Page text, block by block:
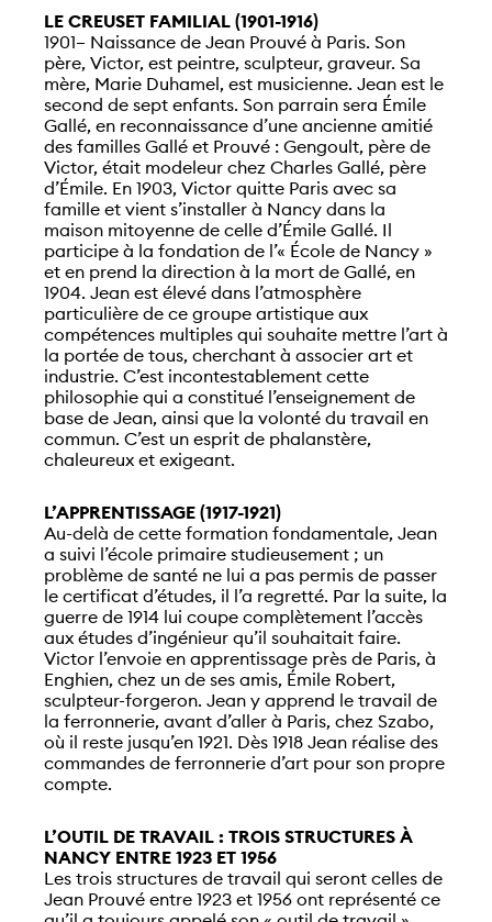
LE CREUSET FAMILIAL (1901-1916)
1901– Naissance de Jean Prouvé à Paris. Son
père, Victor, est peintre, sculpteur, graveur. Sa
mère, Marie Duhamel, est musicienne. Jean est le
second de sept enfants. Son parrain sera Émile
Gallé, en reconnaissance d’une ancienne amitié
des familles Gallé et Prouvé : Gengoult, père de
Victor, était modeleur chez Charles Gallé, père
d’Émile. En 1903, Victor quitte Paris avec sa
famille et vient s’installer à Nancy dans la
maison mitoyenne de celle d’Émile Gallé. Il
participe à la fondation de l’« École de Nancy »
et en prend la direction à la mort de Gallé, en
1904. Jean est élevé dans l’atmosphère
particulière de ce groupe artistique aux
compétences multiples qui souhaite mettre l’art à
la portée de tous, cherchant à associer art et
industrie. C’est incontestablement cette
philosophie qui a constitué l’enseignement de
base de Jean, ainsi que la volonté du travail en
commun. C’est un esprit de phalanstère,
chaleureux et exigeant.
L’APPRENTISSAGE (1917-1921)
Au-delà de cette formation fondamentale, Jean
a suivi l’école primaire studieusement ; un
problème de santé ne lui a pas permis de passer
le certificat d’études, il l’a regretté. Par la suite, la
guerre de 1914 lui coupe complètement l’accès
aux études d’ingénieur qu’il souhaitait faire.
Victor l’envoie en apprentissage près de Paris, à
Enghien, chez un de ses amis, Émile Robert,
sculpteur-forgeron. Jean y apprend le travail de
la ferronnerie, avant d’aller à Paris, chez Szabo,
où il reste jusqu’en 1921. Dès 1918 Jean réalise des
commandes de ferronnerie d’art pour son propre
compte.
L’OUTIL DE TRAVAIL : TROIS STRUCTURES À
NANCY ENTRE 1923 ET 1956
Les trois structures de travail qui seront celles de
Jean Prouvé entre 1923 et 1956 ont représenté ce